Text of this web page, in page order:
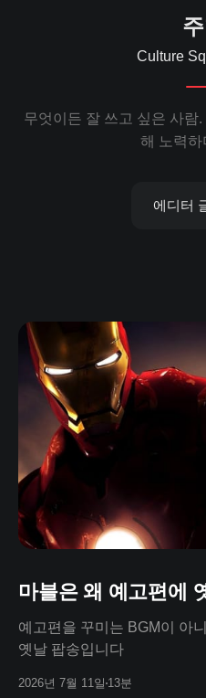
Culture
무엇이든 잘 쓰고 싶은 사람
해 노력하
에디터
마블은 왜 예고편에
예고편을 꾸미는 BGM이 아
옛날 팝송입니다
2026년 7월 11일 13분